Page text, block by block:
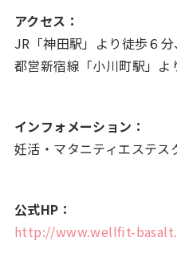
アクセス：
JR「神田駅」より徒歩６
都営新宿線「小川町駅」よ
インフォメーション：
妊活・マタニティエステス
公式HP：
http://www.wellfit-